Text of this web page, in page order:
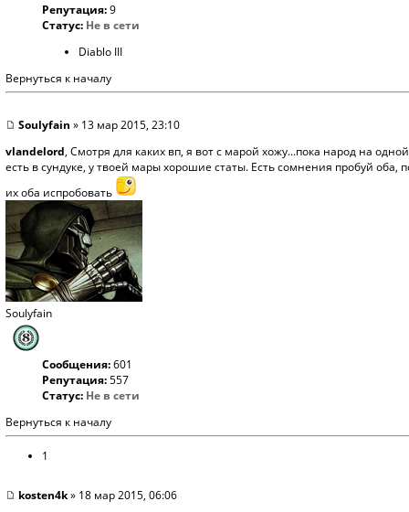
Репутация:9
Статус: Не в сети
Diablo III
Вернуться к началу
Soulyfain » 13 мар 2015, 23:10
vlandelord, Смотря для каких вп, я вот с марой хожу...пока народ на
есть в сундуке, у твоей мары хорошие статы. Есть сомнения пробуй
их оба испробовать
Soulyfain
Сообщения:601
Репутация:557
Статус: Не в сети
Вернуться к началу
1
kosten4k» 18 мар 2015, 06:06